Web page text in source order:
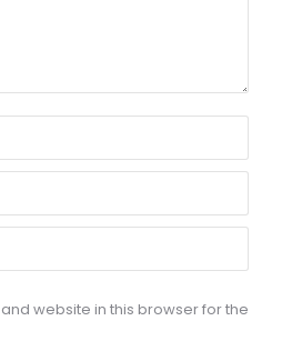
website in this browser for the